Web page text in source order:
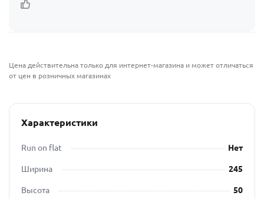
Цена действительна только для интернет-магазина и может отличаться
от цен в розничных магазинах
Характеристики
Run on flat
Нет
Ширина
245
Высота
50